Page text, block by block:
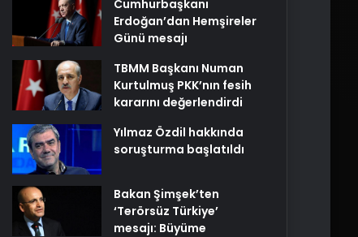
Cumhurbaşkanı
Erdoğan’dan Hemşireler
Günü mesajı
TBMM Başkanı Numan
Kurtulmuş PKK’nın fesih
kararını değerlendirdi
Yılmaz Özdil hakkında
soruşturma başlatıldı
Bakan Şimşek’ten
‘Terörsüz Türkiye’
mesajı: Büyüme